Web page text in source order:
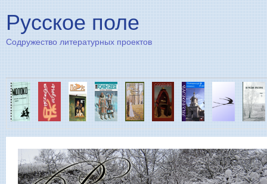
Русское поле
Содружество литературных проектов